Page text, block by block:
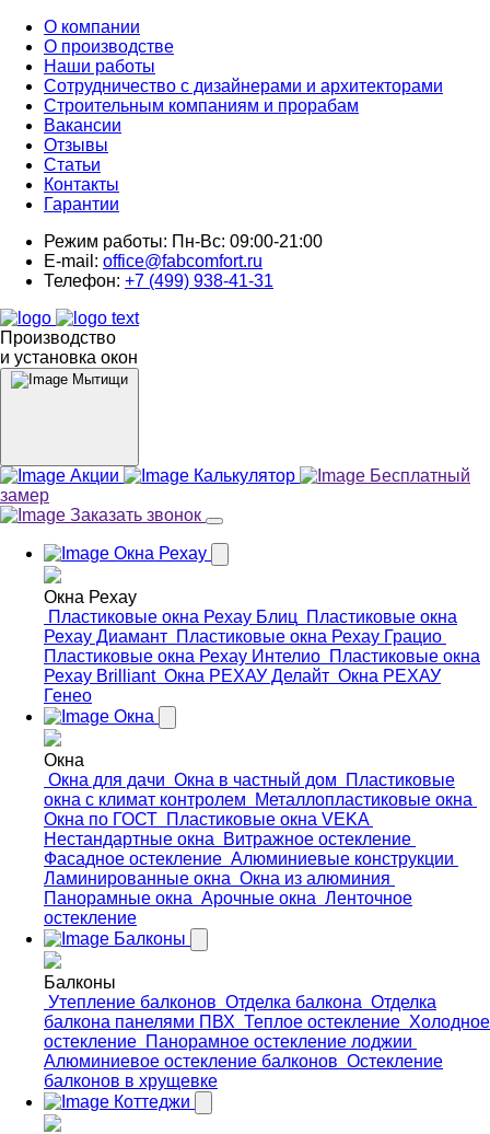
О компании
О производстве
Наши работы
Сотрудничество с дизайнерами и архитекторами
Строительным компаниям и прорабам
Вакансии
Отзывы
Статьи
Контакты
Гарантии
Режим работы: Пн-Вс: 09:00-21:00
E-mail: office@fabcomfort.ru
Телефон: +7 (499) 938-41-31
Производство
и установка окон
Мытищи
Акции Калькулятор
Бесплатный
замер
Заказать звонок
Окна Рехау
Окна Рехау
Пластиковые окна Рехау Блиц
Пластиковые окна
Рехау Диамант Пластиковые окна Рехау Грацио
Пластиковые окна Рехау Интелио Пластиковые окна
Рехау Brilliant Окна РЕХАУ Делайт Окна РЕХАУ
Генео
Окна
Окна
Окна для дачи Окна в частный дом
Пластиковые
окна с климат контролем
Металлопластиковые окна
Окна по ГОСТ Пластиковые окна VEKA
Нестандартные окна
Витражное остекление
Фасадное остекление Алюминиевые конструкции
Ламинированные окна Окна из алюминия
Панорамные окна Арочные окна Ленточное
остекление
Балконы
Балконы
Утепление балконов Отделка балкона Отделка
балкона панелями ПВХ Теплое остекление Холодное
остекление Панорамное остекление лоджии
Алюминиевое остекление балконов Остекление
балконов в хрущевке
Коттеджи